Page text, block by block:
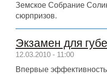
Земское Собрание
сюрпризов.
Экзамен для
12.03.2010 - 11:00
Впервые